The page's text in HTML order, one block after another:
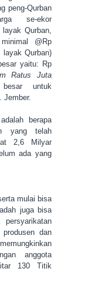
peng-Qurban
se-ekor
layak Qurban,
@Rp
layak Qurban)
yaitu: Rp
Ratus Juta
untuk
Jember.
berapa
yang telah
2,6 Milyar
ada yang
mulai bisa
juga bisa
persyarikatan
dan
anggota
130 Titik